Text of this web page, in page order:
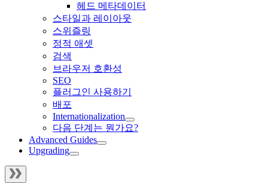
헤드 메타데이터
스타일과 레이아웃
스위즐링
정적 애셋
검색
브라우저 호환성
SEO
플러그인 사용하기
배포
Internationalization
다음 단계는 뭔가요?
Advanced Guides
Upgrading